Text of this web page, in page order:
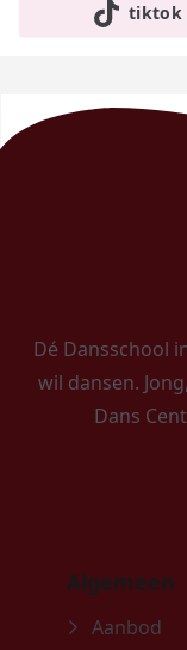
tiktok
Dé Dansschool
wil dansen.
Dans
Algemeen
Aanbod